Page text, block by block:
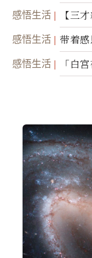
光，
感悟生活 【三
感悟生活 带着
感悟生活 「白